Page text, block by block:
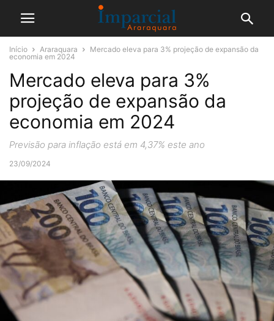
Início Araraquara
Mercado eleva para 3% projeção de expansão da
economia em 2024
Mercado eleva para 3%
projeção de expansão da
economia em 2024
Previsão para inflação está em 4,37% este ano
23/09/2024